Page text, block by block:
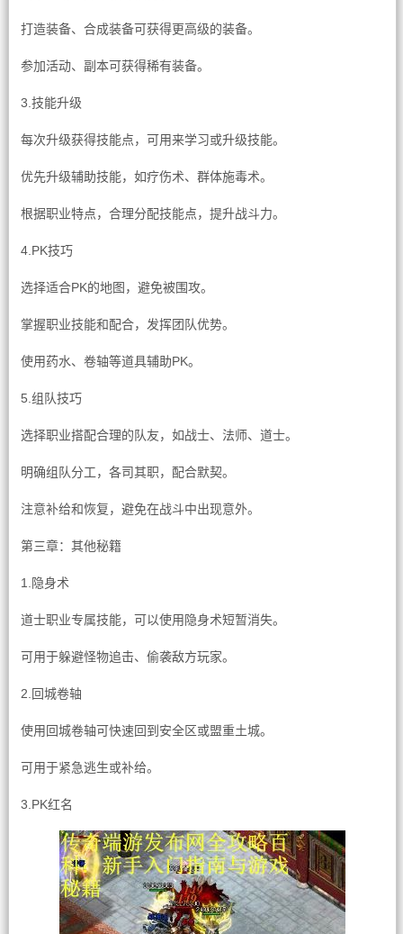
打造装备、合成装备可获得更高级的装备。
参加活动、副本可获得稀有装备。
3.技能升级
每次升级获得技能点，可用来学习或升级技能。
优先升级辅助技能，如疗伤术、群体施毒术。
根据职业特点，合理分配技能点，提升战斗力。
4.PK技巧
选择适合PK的地图，避免被围攻。
掌握职业技能和配合，发挥团队优势。
使用药水、卷轴等道具辅助PK。
5.组队技巧
选择职业搭配合理的队友，如战士、法师、道士。
明确组队分工，各司其职，配合默契。
注意补给和恢复，避免在战斗中出现意外。
第三章：其他秘籍
1.隐身术
道士职业专属技能，可以使用隐身术短暂消失。
可用于躲避怪物追击、偷袭敌方玩家。
2.回城卷轴
使用回城卷轴可快速回到安全区或盟重土城。
可用于紧急逃生或补给。
3.PK红名